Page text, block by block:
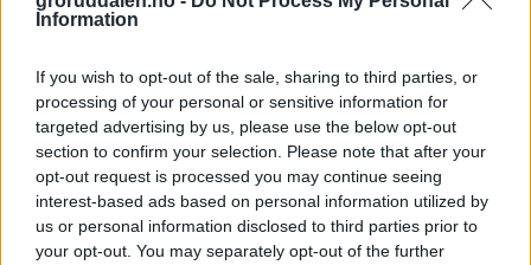
Information
If you wish to opt-out of the sale, sharing to third parties, or
processing of your personal or sensitive information for
targeted advertising by us, please use the below opt-out
section to confirm your selection. Please note that after your
opt-out request is processed you may continue seeing
interest-based ads based on personal information utilized by
us or personal information disclosed to third parties prior to
your opt-out. You may separately opt-out of the further
Logg deg inn og les
Meld deg på nyhetsbrevet
vårt og få oppdateringer rett i
innboksen.
Appen «Groruddalen» laster du ned fra App Store og Google
Play
Logg inn
Har du ikke abonnement?